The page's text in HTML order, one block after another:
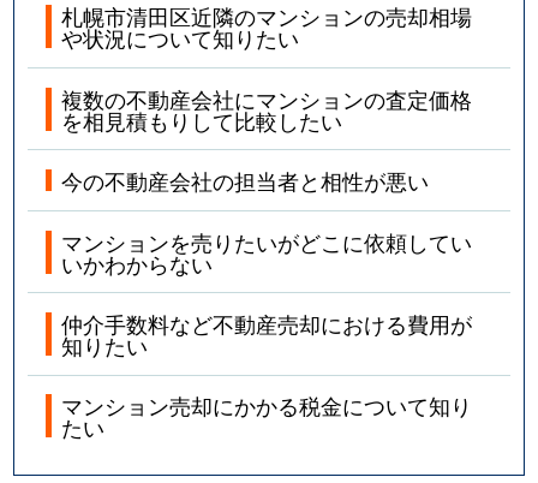
札幌市清田区近隣のマンションの売却相場
や状況について知りたい
複数の不動産会社にマンションの査定価格
を相見積もりして比較したい
今の不動産会社の担当者と相性が悪い
マンションを売りたいがどこに依頼してい
いかわからない
仲介手数料など不動産売却における費用が
知りたい
マンション売却にかかる税金について知り
たい